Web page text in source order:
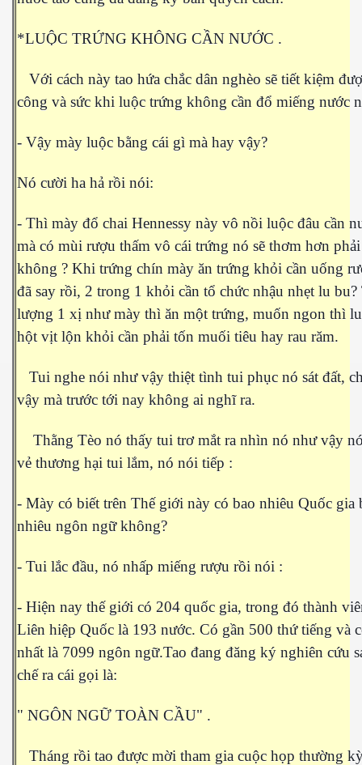
*LUỘC TRỨNG KHÔNG CẦN NƯỚC .
Với cách này tao hứa chắc dân nghèo sẽ tiết kiệm
công và sức khi luộc trứng không cần đổ miếng nước
- Vậy mày luộc bằng cái gì mà hay vậy?
Nó cười ha hả rồi nói:
- Thì mày đổ chai Hennessy này vô nồi luộc đâu cần
mà có mùi rượu thấm vô cái trứng nó sẽ thơm hơn phải
không ? Khi trứng chín mày ăn trứng khỏi cần uống
đã say rồi, 2 trong 1 khỏi cần tổ chức nhậu nhẹt lu bu?
lượng 1 xị như mày thì ăn một trứng, muốn ngon thì
hột vịt lộn khỏi cần phải tốn muối tiêu hay rau răm.
Tui nghe nói như vậy thiệt tình tui phục nó sát đất,
vậy mà trước tới nay không ai nghĩ ra.
Thằng Tèo nó thấy tui trơ mắt ra nhìn nó như vậy
vẻ thương hại tui lắm, nó nói tiếp :
- Mày có biết trên Thế giới này có bao nhiêu Quốc gia
nhiêu ngôn ngữ không?
- Tui lắc đầu, nó nhấp miếng rượu rồi nói :
- Hiện nay thế giới có 204 quốc gia, trong đó thành
Liên hiệp Quốc là 193 nước. Có gần 500 thứ tiếng và
nhất là 7099 ngôn ngữ.Tao đang đăng ký nghiên cứu
chế ra cái gọi là:
" NGÔN NGỮ TOÀN CẦU" .
Tháng rồi tao được mời tham gia cuộc họp thường
nay
16